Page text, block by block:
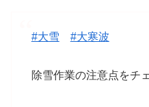
#大雪 #大寒波
除雪作業の注意点をチ